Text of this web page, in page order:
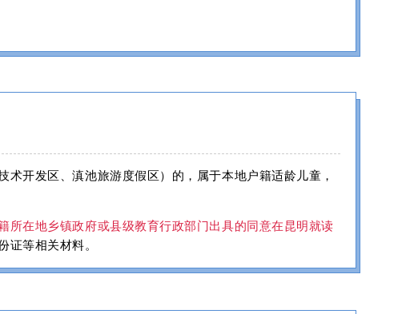
开发区、滇池旅游度假区）的，属于本地户籍适龄儿童，
所在地乡镇政府或县级教育行政部门出具的同意在昆明就读
证等相关材料。